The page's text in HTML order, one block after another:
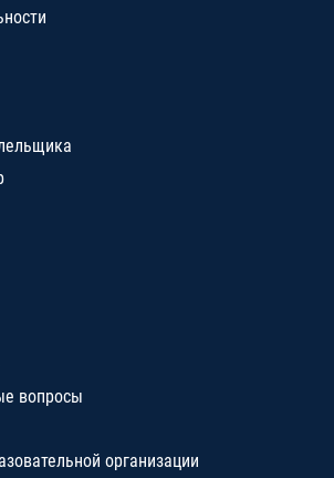
вопросы
организации